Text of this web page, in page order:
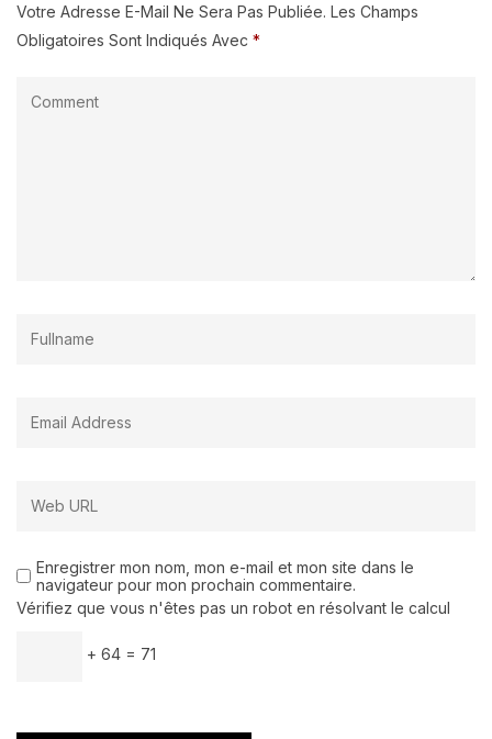
Votre Adresse E-Mail Ne Sera Pas Publiée. Les Champs
Obligatoires Sont Indiqués Avec *
Enregistrer mon nom, mon e-mail et mon site dans le
navigateur pour mon prochain commentaire.
Vérifiez que vous n'êtes pas un robot en résolvant le calcul
+ 64 = 71